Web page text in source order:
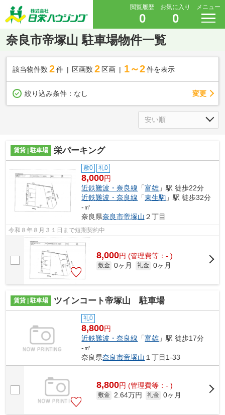
閲覧履歴
0
お気に入り
0
メニュー
奈良市帝塚山 駐車場物件一覧
該当物件数 2件 区画数 2 区画 1～2 件を表示
絞り込み条件： なし 変更
賃貸 | 駐車場 栄パーキング
敷0 礼0
8,000円
近鉄難波・奈良線 「富雄 」駅 徒歩22分
近鉄難波・奈良線 「東生駒 」駅 徒歩32分
-㎡
奈良県奈良市帝塚山 ２丁目
令和８年８月３１日まで短期契約中
8,000円 (管理費等：- )
敷金 0ヶ月 礼金 0ヶ月
賃貸 | 駐車場 ツインコート帝塚山 駐車場
礼0
8,800円
近鉄難波・奈良線 「富雄 」駅 徒歩17分
-㎡
奈良県奈良市帝塚山 １丁目1-33
8,800円 (管理費等：- )
敷金 2.64万円 礼金 0ヶ月